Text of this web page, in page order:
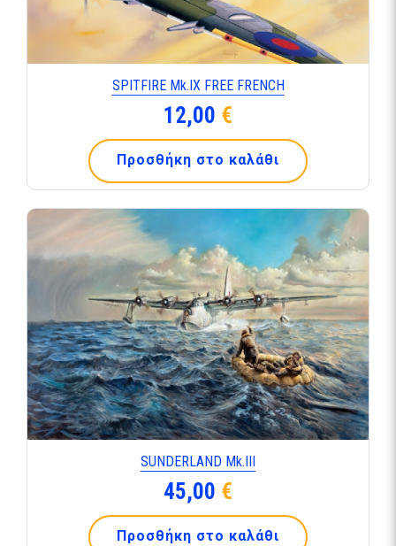
SPITFIRE Mk.ΙΧ FREE FRENCH
12,00 €
Προσθήκη στο καλάθι
SUNDERLAND Mk.ΙΙΙ
45,00 €
Προσθήκη στο καλάθι